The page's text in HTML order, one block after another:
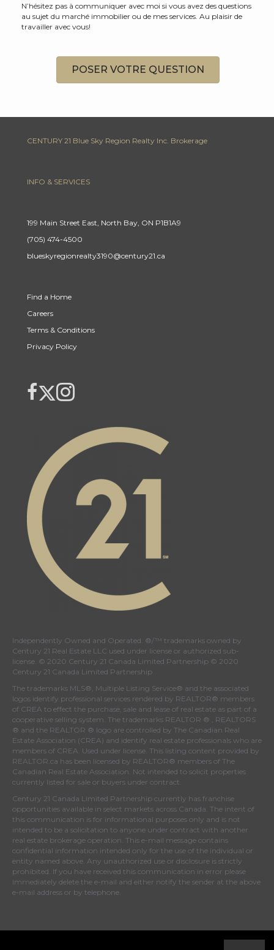
N’hésitez pas à communiquer avec moi si vous avez des questions
au sujet du marché immobilier ou de mes services. Au plaisir de
travailler avec vous!
POSER VOTRE QUESTION
CENTURY 21 Blue Sky Region Realty Inc. Brokerage
INFO & SERVICES
199 Main Street East, North Bay, ON P1B1A9
(705) 474-4500
blueskyregionrealty3190@century21.ca
Find a Home
Careers
Terms & Conditions
Privacy Policy
link to The Weiskopf's Team facebook page
Link to Century 21 Canada's Twitter page
Link to The Weiskopf's Team Instagram page
Independently Owned and Operated. ®/™ trademarks owned by
Century 21 Real Estate LLC used under license or authorized sub-
license. © 2020 Century 21 Canada Limited Partnership © 2020
Century 21 Canada Limited Partnership
The trademarks MLS®, Multiple Listing Service® and the associated
logos identify professional services rendered by REALTOR® members
of CREA to effect the purchase, sale and lease of real estate as part of a
cooperative selling system. The trademarks REALTOR ® , REALTORS
® and the REALTOR ® logo are controlled by The Canadian Real
Estate Association (CREA) and identify real estate professionals who are
members of CREA . Used under license. This listing content provided by
REALTOR.ca has been licensed by REALTOR® members of The
Canadian Real Estate Association . Not intended to solicit properties
currently listed for sale or buyers under contract.
Century 21 Canada Limited Partnership currently has franchise
opportunities available in select markets across Canada. The intent of
this communication is for informational purposes only and is not
intended to be a solicitation to anyone under contract with another
real estate brokerage operation. This e-mail message contains
confidential information intended only for the use of the individual or
entity named above. Any unauthorized use or disclosure is strictly
prohibited. If you have received this communication in error please
immediately delete the e-mail and either notify the sender at the above
e-mail address or by telephone.
© 2022 MoxiWorks